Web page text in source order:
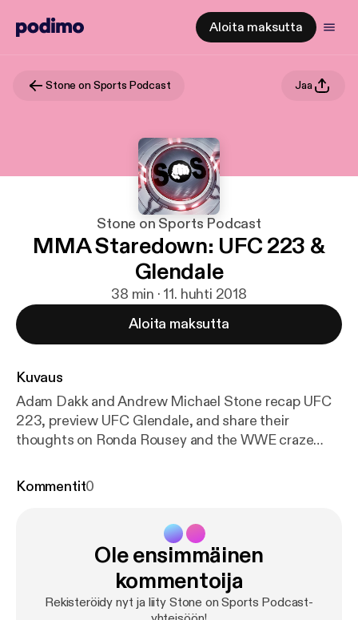
Aloita maksutta
Stone on Sports Podcast Jaa
Stone on Sports Podcast
MMA Staredown: UFC 223 &
Glendale
38 min · 11. huhti 2018
Aloita maksutta
Kuvaus
Adam Dakk and Andrew Michael Stone recap UFC
223, preview UFC Glendale, and share their
thoughts on Ronda Rousey and the WWE craze
language may not be suitable for all audiences.
Kommentit0
Ole ensimmäinen
kommentoija
Rekisteröidy nyt ja liity Stone on Sports Podcast-